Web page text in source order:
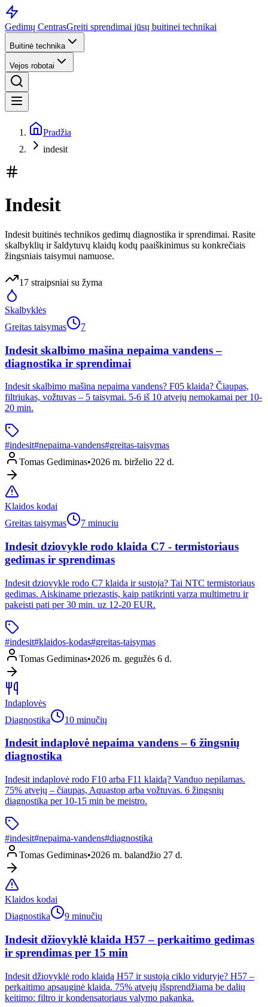
Gedimų CentrasGreiti sprendimai jūsų buitinei technikai
Buitinė technika
Vejos robotai
Pradžia
indesit
Indesit
Indesit buitinės technikos gedimų diagnostika ir sprendimai. Rasite
skalbyklių ir šaldytuvų klaidų kodų paaiškinimus su konkrečiais
žingsniais taisymui namuose.
17 straipsniai su žyma
Skalbyklės
Greitas taisymas
7
Indesit skalbimo mašina nepaima vandens –
diagnostika ir sprendimai
Indesit skalbimo mašina nepaima vandens? F05 klaida? Čiaupas,
filtriukas, vožtuvas – 5 taisymai. 5-6 iš 10 atvejų nemokamai per 10-
20 min.
#indesit#nepaima-vandens#greitas-taisymas
Tomas Gediminas•2026 m. birželio 22 d.
Klaidos kodai
Greitas taisymas
7 minuciu
Indesit dziovykle rodo klaida C7 - termistoriaus
gedimas ir sprendimas
Indesit dziovykle rodo C7 klaida ir sustoja? Tai NTC termistoriaus
gedimas. Aiskiname priezastis, kaip patikrinti varza multimetru ir
pakeisti pati per 30 min. uz 12-20 EUR.
#indesit#klaidos-kodas#greitas-taisymas
Tomas Gediminas•2026 m. gegužės 6 d.
Indaplovės
Diagnostika
10 minučių
Indesit indaplovė nepaima vandens – 6 žingsnių
diagnostika
Indesit indaplovė rodo F10 arba F11 klaidą? Vanduo nepilamas.
75% atvejų – čiaupas, Aquastop arba vožtuvas. 6 žingsnių
diagnostika per 10-15 min be meistro.
#indesit#nepaima-vandens#diagnostika
Tomas Gediminas•2026 m. balandžio 27 d.
Klaidos kodai
Diagnostika
9 minučių
Indesit džiovyklė klaida H57 – perkaitimo gedimas
ir sprendimas per 15 min
Indesit džiovyklė rodo klaidą H57 ir sustoja ciklo viduryje? H57 –
perkaitimo apsauginė klaida. 75% atvejų išsprendžiama be dalių
keitimo: filtro ir kondensatoriaus valymo pakanka.